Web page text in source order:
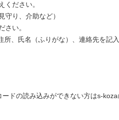
ください。
守り、介助など）
さい。
、氏名（ふりがな）、連絡先を記
の読み込みができない方はs-